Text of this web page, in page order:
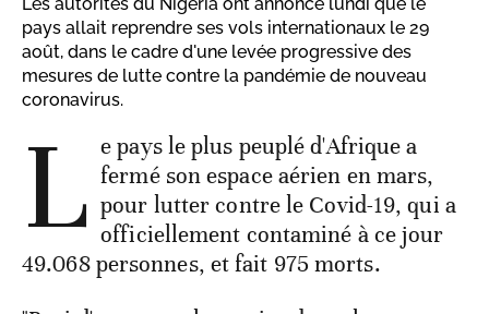
Les autorités du Nigeria ont annoncé lundi que le
pays allait reprendre ses vols internationaux le 29
août, dans le cadre d'une levée progressive des
mesures de lutte contre la pandémie de nouveau
coronavirus.
L e pays le plus peuplé d'Afrique a
fermé son espace aérien en mars,
pour lutter contre le Covid-19, qui a
officiellement contaminé à ce jour
49.068 personnes, et fait 975 morts.